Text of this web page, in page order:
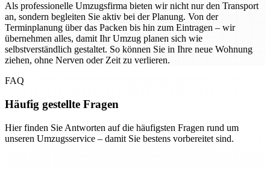
Als professionelle Umzugsfirma bieten wir nicht nur den Transport
an, sondern begleiten Sie aktiv bei der Planung. Von der
Terminplanung über das Packen bis hin zum Eintragen – wir
übernehmen alles, damit Ihr Umzug planen sich wie
selbstverständlich gestaltet. So können Sie in Ihre neue Wohnung
ziehen, ohne Nerven oder Zeit zu verlieren.
FAQ
Häufig gestellte Fragen
Hier finden Sie Antworten auf die häufigsten Fragen rund um
unseren Umzugsservice – damit Sie bestens vorbereitet sind.